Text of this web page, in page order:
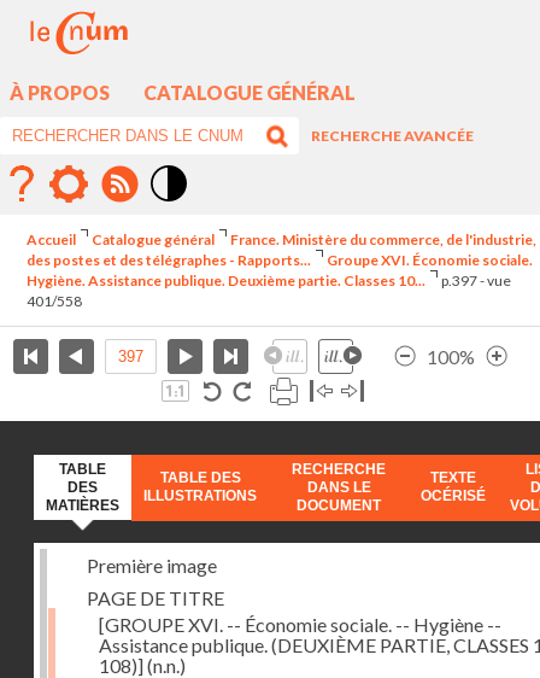
À PROPOS CATALOGUE GÉNÉRAL
RECHERCHE AVANCÉE
élévé
Accueil Catalogue général
France. Ministère du commerce, de l'industrie,
des postes et des télégraphes - Rapports...
Groupe XVI. Économie sociale.
Hygiène. Assistance publique. Deuxième partie. Classes 10...
p.397 - vue
401/558
100%
TABLE
DES
MATIÈRES
TABLE DES
ILLUSTRATIONS
RECHERCHE
DANS LE
DOCUMENT
TEXTE
OCÉRISÉ
Première image
PAGE DE TITRE
[GROUPE XVI. -- Économie sociale. -- Hygiène --
Assistance publique. (DEUXIÈME PARTIE, CLASSES
108)](n.n.)